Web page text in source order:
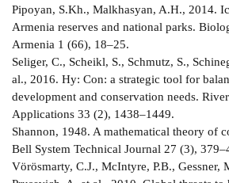
Pipoyan, S.Kh., Malkhasyan, A.H., 2014.
Armenia reserves and national parks.
Armenia 1 (66), 18–25.
Seliger, C., Scheikl, S., Schmutz, S.,
al., 2016. Hy: Con: a strategic tool for
development and conservation needs.
Applications 33 (2), 1438–1449.
Shannon, 1948. A mathematical theory of
Bell System Technical Journal 27 (3),
Vörösmarty, C.J., McIntyre, P.B., Gessner,